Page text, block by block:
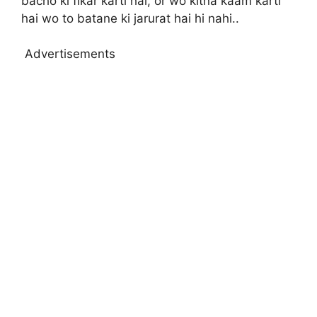
hai wo to batane ki jarurat hai hi nahi..
Advertisements